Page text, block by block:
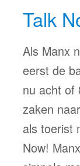
Talk
Als Manx
eerst de
nu acht of
zaken
als toerist
Now!